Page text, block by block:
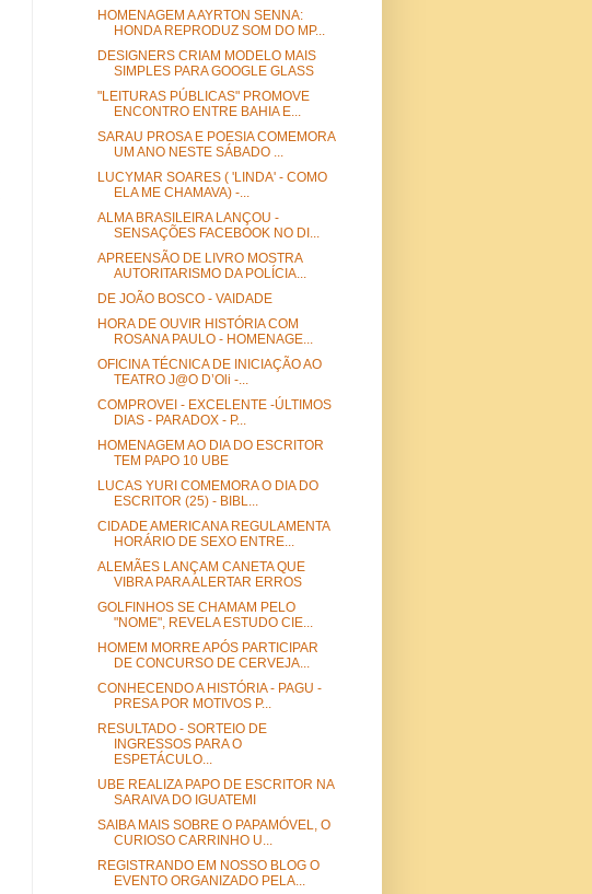
HOMENAGEM A AYRTON SENNA:
HONDA REPRODUZ SOM DO MP...
DESIGNERS CRIAM MODELO MAIS
SIMPLES PARA GOOGLE GLASS
"LEITURAS PÚBLICAS" PROMOVE
ENCONTRO ENTRE BAHIA E...
SARAU PROSA E POESIA COMEMORA
UM ANO NESTE SÁBADO ...
LUCYMAR SOARES ( 'LINDA' - COMO
ELA ME CHAMAVA) -...
ALMA BRASILEIRA LANÇOU -
SENSAÇÕES FACEBOOK NO DI...
APREENSÃO DE LIVRO MOSTRA
AUTORITARISMO DA POLÍCIA...
DE JOÃO BOSCO - VAIDADE
HORA DE OUVIR HISTÓRIA COM
ROSANA PAULO - HOMENAGE...
OFICINA TÉCNICA DE INICIAÇÃO AO
TEATRO J@O D’Oli -...
COMPROVEI - EXCELENTE -ÚLTIMOS
DIAS - PARADOX - P...
HOMENAGEM AO DIA DO ESCRITOR
TEM PAPO 10 UBE
LUCAS YURI COMEMORA O DIA DO
ESCRITOR (25) - BIBL...
CIDADE AMERICANA REGULAMENTA
HORÁRIO DE SEXO ENTRE...
ALEMÃES LANÇAM CANETA QUE
VIBRA PARA ALERTAR ERROS
GOLFINHOS SE CHAMAM PELO
"NOME", REVELA ESTUDO CIE...
HOMEM MORRE APÓS PARTICIPAR
DE CONCURSO DE CERVEJA...
CONHECENDO A HISTÓRIA - PAGU -
PRESA POR MOTIVOS P...
RESULTADO - SORTEIO DE
INGRESSOS PARA O
ESPETÁCULO...
UBE REALIZA PAPO DE ESCRITOR NA
SARAIVA DO IGUATEMI
SAIBA MAIS SOBRE O PAPAMÓVEL, O
CURIOSO CARRINHO U...
REGISTRANDO EM NOSSO BLOG O
EVENTO ORGANIZADO PELA...